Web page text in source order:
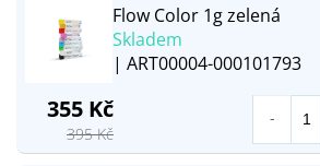
Flow Color 1g zelená
Skladem
| ART00004-000101793
355 Kč
395 Kč